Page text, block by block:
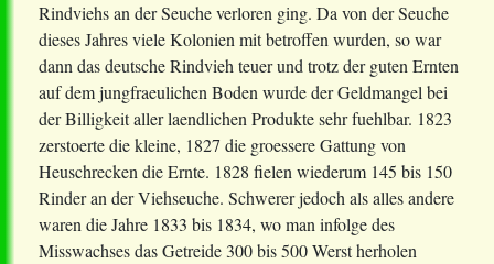
Rindviehs an der Seuche verloren ging. Da von der Seuche
dieses Jahres viele Kolonien mit betroffen wurden, so war
dann das deutsche Rindvieh teuer und trotz der guten Ernten
auf dem jungfraeulichen Boden wurde der Geldmangel bei
der Billigkeit aller laendlichen Produkte sehr fuehlbar. 1823
zerstoerte die kleine, 1827 die groessere Gattung von
Heuschrecken die Ernte. 1828 fielen wiederum 145 bis 150
Rinder an der Viehseuche. Schwerer jedoch als alles andere
waren die Jahre 1833 bis 1834, wo man infolge des
Misswachses das Getreide 300 bis 500 Werst herholen